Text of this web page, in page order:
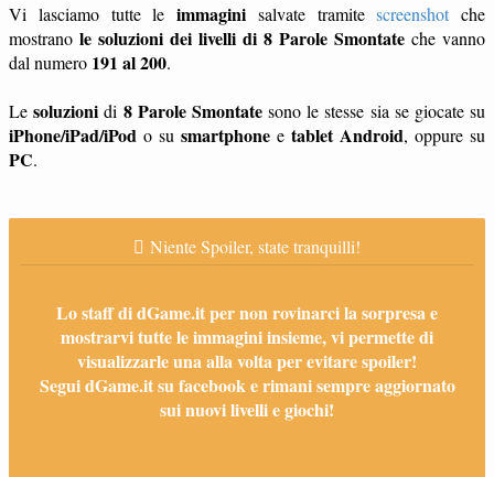
Vi lasciamo tutte le immagini salvate tramitescreenshot che
mostrano le soluzioni dei livelli di 8 Parole Smontate che vanno
dal numero 191 al 200.
Lesoluzioni di 8 Parole Smontatesono le stesse sia se giocate su
iPhone/iPad/iPod o su smartphone e tablet Android, oppure su
PC.
Niente Spoiler, state tranquilli!
Lo staff di dGame.it per non rovinarci la sorpresa e
mostrarvi tutte le immagini insieme, vi permette di
visualizzarle una alla volta per evitare spoiler!
Segui dGame.it su facebook e rimani sempre aggiornato
sui nuovi livelli e giochi!